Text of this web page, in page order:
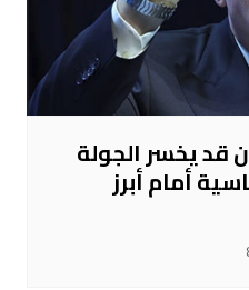
قد يخسر الجولة
أمام أبرز